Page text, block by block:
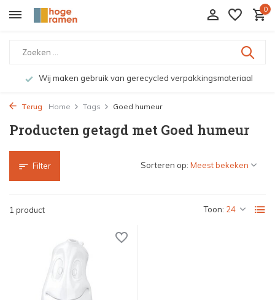
0
Wij maken gebruik van gerecycled verpakkingsmateriaal
Terug Home Tags Goed humeur
Producten getagd met Goed humeur
Filter
1 product Toon:
Sorteren op: